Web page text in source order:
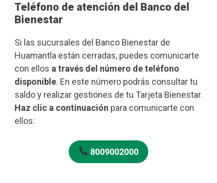
Teléfono de atención del Banco del
Bienestar
Si las sucursales del Banco Bienestar de
Huamantla están cerradas, puedes comunicarte
con ellos a través del número de teléfono
disponible. En este número podrás consultar tu
saldo y realizar gestiones de tu Tarjeta Bienestar.
Haz clic a continuación para comunicarte con
ellos:
8009002000